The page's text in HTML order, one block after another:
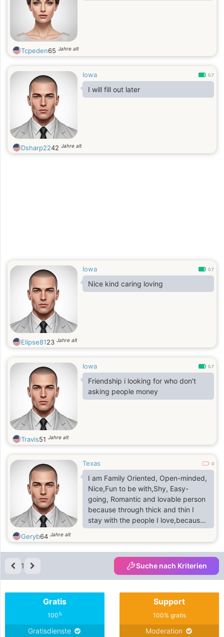
Tcpeden65 Jahre alt
Iowa 0.7
I will fill out later
Dsharp2242 Jahre alt
Iowa 0.7
Nice kind caring loving
Elipse8123 Jahre alt
Iowa 0.7
Friendship i looking for who don't
asking people money
Travis51 Jahre alt
Texas 0
I am Family Oriented, Open-minded,
Nice,Fun to be with,Shy, Easy-
going, Romantic and lovable person
because through thick and thin I
stay with the people I love,because
the bible said love your neigbour as
you love yourself.
Geryb64 Jahre alt
1 Suche nach Kriterien
Gratis
100%
Gratisdienste
Support
100% gratis
Moderation